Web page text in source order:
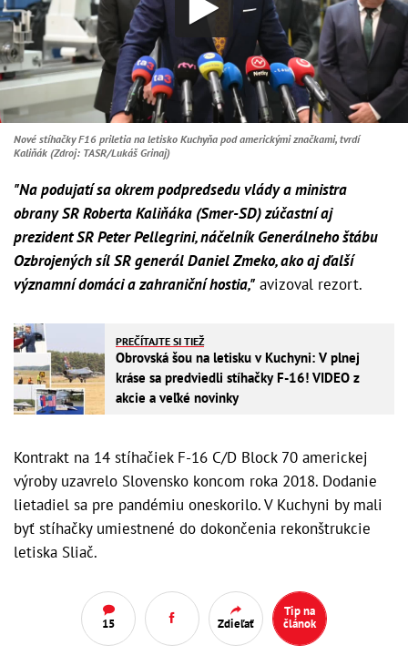
Nové stíhačky F16 priletia na letisko Kuchyňa pod americkými značkami, tvrdí
Kaliňák (Zdroj: TASR/Lukáš Grinaj)
"Na podujatí sa okrem podpredsedu vlády a ministra
obrany SR Roberta Kaliňáka (Smer-SD) zúčastní aj
prezident SR Peter Pellegrini, náčelník Generálneho štábu
Ozbrojených síl SR generál Daniel Zmeko, ako aj ďalší
významní domáci a zahraniční hostia," avizoval rezort.
PREČÍTAJTE SI TIEŽ
Obrovská šou na letisku v Kuchyni: V plnej
kráse sa predviedli stíhačky F-16! VIDEO z
akcie a veľké novinky
Kontrakt na 14 stíhačiek F-16 C/D Block 70 americkej
výroby uzavrelo Slovensko koncom roka 2018. Dodanie
lietadiel sa pre pandémiu oneskorilo. V Kuchyni by mali
byť stíhačky umiestnené do dokončenia rekonštrukcie
letiska Sliač.
15 Zdieľať
Tip na
článok